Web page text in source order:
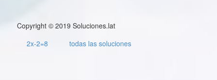
Copyright © 2019 Soluciones.lat
2x-2=8
todas las soluciones